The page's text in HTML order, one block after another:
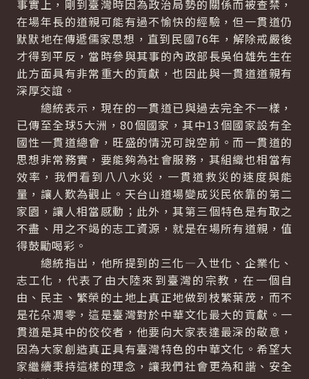
事實上，剛到臺灣時因為政治局勢的關係而被查禁，
在場年長的道親可能有過不愉快的經驗，但一貫道仍
默默地在傳遞儒家思想，直到民國76年，解除戒嚴後
才得到平反，當時參與其事的內政部長吳伯雄先生在
此方面具有非常重大的貢獻，也因此與一貫道道親有
深厚交誼。
總統表示，現在的一貫道已與過去完全不一樣，
已傳至全球5大洲，80個國家，其中13個國家設有全
國性一貫道總會，旺盛的情況可說空前。而一貫道的
思想非常務實，要能夠為社會服務，其組織也相當有
效率，我們看到八八水災，一貫道救災的速度與能
量，讓人歎為觀止。天台山道場變成災民依靠的第二
家園，讓人相當感動；此外，其第三個特色是有取之
不盡、用之不竭的志工資源，就是在場所有道親，值
得鼓勵喝彩。
總統指出，他所提到的三化—入世化、企業化、
志工化，代表了由大陸來到臺灣的宗教，在一個自
由、民主、繁榮的土地上真正地做到枝繁葉茂，而不
是花朵凋零，這是臺灣對於中華文化最大的貢獻。一
貫道是其中的佼佼者，他要向大家表達最深的敬意，
因為大家創造真正具有臺灣特色的中華文化。希望大
家繼續秉持這樣的理念，讓我們社會更為和諧、安全